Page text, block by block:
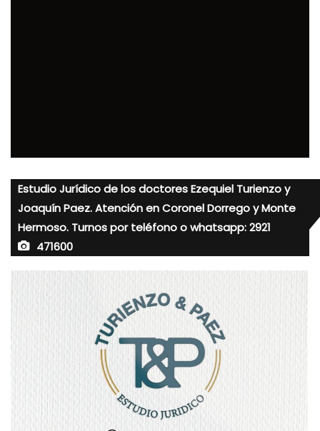
Estudio Jurídico de los doctores Ezequiel Turienzo y
Joaquín Paez. Atención en Coronel Dorrego y Monte
Hermoso. Turnos por teléfono o whatsapp: 2921
471600